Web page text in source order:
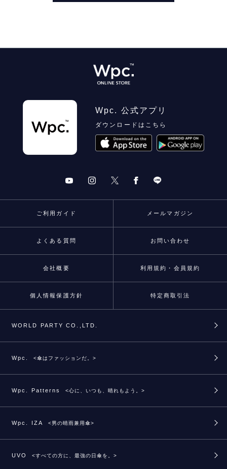
Wpc. 公式アプリ
ダウンロードはこちら
ご利用ガイド メールマガジン
よくある質問 お問い合わせ
会社概要 利用規約・会員規約
個人情報保護方針 特定商取引法
WORLD PARTY CO.,LTD.
Wpc. <傘はファッションだ。>
Wpc. Patterns <心に、いつも、晴れもよう。>
Wpc. IZA <男の晴雨兼用傘>
UVO <すべての方に、最強の日傘を。>